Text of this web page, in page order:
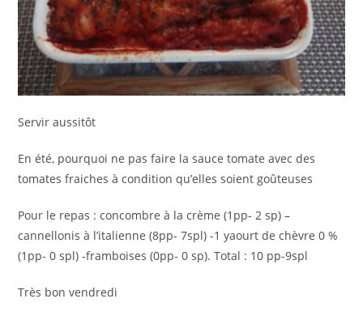
Servir aussitôt
En été, pourquoi ne pas faire la sauce tomate avec des
tomates fraiches à condition qu’elles soient goûteuses
Pour le repas : concombre à la crème (1pp- 2 sp) –
cannellonis à l’italienne (8pp- 7spl) -1 yaourt de chèvre 0 %
(1pp- 0 spl) -framboises (0pp- 0 sp). Total : 10 pp-9spl
Très bon vendredi